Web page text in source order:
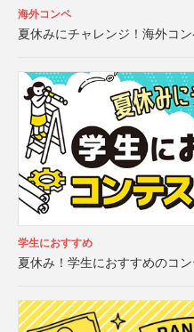
海外コンペ
夏休みにチャレンジ！海外コ
学生におすすめ
夏休み！学生におすすめのコ